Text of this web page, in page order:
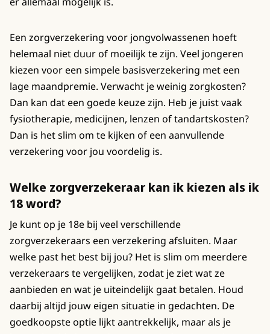
Een zorgverzekering voor jongvolwassenen hoeft
helemaal niet duur of moeilijk te zijn. Veel jongeren
kiezen voor een simpele basisverzekering met een
lage maandpremie. Verwacht je weinig zorgkosten?
Dan kan dat een goede keuze zijn. Heb je juist vaak
fysiotherapie, medicijnen, lenzen of tandartskosten?
Dan is het slim om te kijken of een aanvullende
verzekering voor jou voordelig is.
Welke zorgverzekeraar kan ik kiezen als ik
18 word?
Je kunt op je 18e bij veel verschillende
zorgverzekeraars een verzekering afsluiten. Maar
welke past het best bij jou? Het is slim om meerdere
verzekeraars te vergelijken, zodat je ziet wat ze
aanbieden en wat je uiteindelijk gaat betalen. Houd
daarbij altijd jouw eigen situatie in gedachten. De
goedkoopste optie lijkt aantrekkelijk, maar als je